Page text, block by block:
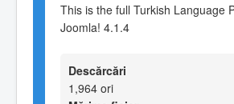
This is the full Turkish Language
Joomla! 4.1.4
Descărcări
1,964 ori